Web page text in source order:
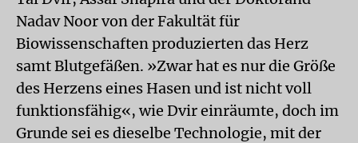
Nadav Noor von der Fakultät für
Biowissenschaften produzierten das Herz
samt Blutgefäßen. »Zwar hat es nur die Größe
des Herzens eines Hasen und ist nicht voll
funktionsfähig«, wie Dvir einräumte, doch im
Grunde sei es dieselbe Technologie, mit der